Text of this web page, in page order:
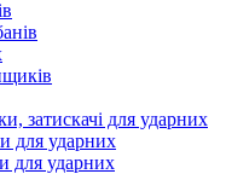
затискачі для ударних
для ударних
для ударних